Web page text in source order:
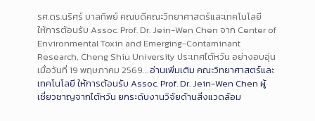
รศ.ดร.นริศร์ บาลทิพย์ คณบดีคณะวิทยาศาสตร์และเทคโนโลยี
ให้การต้อนรับ Assoc. Prof. Dr. Jein-Wen Chen จาก Center of
Environmental Toxin and Emerging-Contaminant
Research, Cheng Shiu University ประเทศไต้หวัน อย่างอบอุ่น
เมื่อวันที่ 19 พฤษภาคม 2569…อ่านเพิ่มเติม คณะวิทยาศาสตร์และ
เทคโนโลยี ให้การต้อนรับ Assoc. Prof. Dr. Jein-Wen Chen ผู้
เชี่ยวชาญจากไต้หวัน ยกระดับงานวิจัยด้านสิ่งแวดล้อม